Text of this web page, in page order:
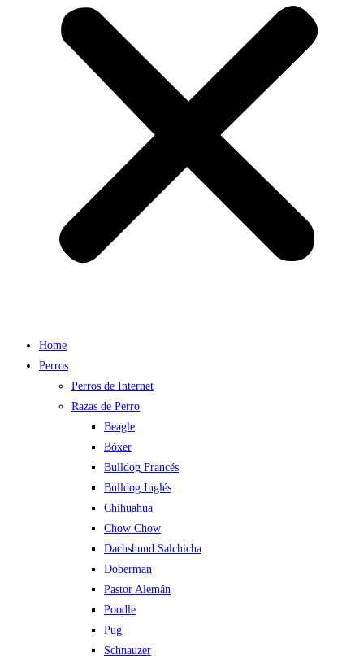
Home
Perros
Perros de Internet
Razas de Perro
Beagle
Bóxer
Bulldog Francés
Bulldog Inglés
Chihuahua
Chow Chow
Dachshund Salchicha
Doberman
Pastor Alemán
Poodle
Pug
Schnauzer